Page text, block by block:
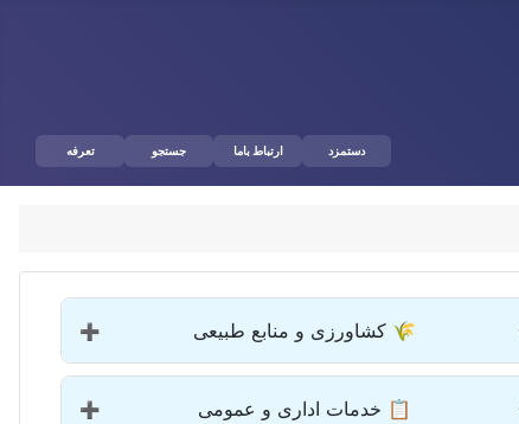
دستمزد ارتباط باما جستجو تعرفه
🌾 کشاورزی و منابع طبیعی ➕
📋 خدمات اداری و عمومی ➕